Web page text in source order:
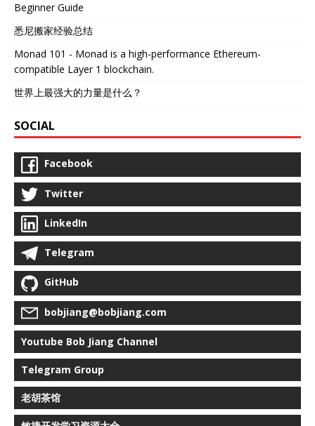
Beginner Guide
悉尼搬家经验总结
Monad 101 - Monad is a high-performance Ethereum-
compatible Layer 1 blockchain.
世界上最强大的力量是什么？
SOCIAL
Facebook
Twitter
LinkedIn
Telegram
GitHub
bobjiang@bobjiang.com
Youtube Bob Jiang Channel
Telegram Group
老胡茶馆